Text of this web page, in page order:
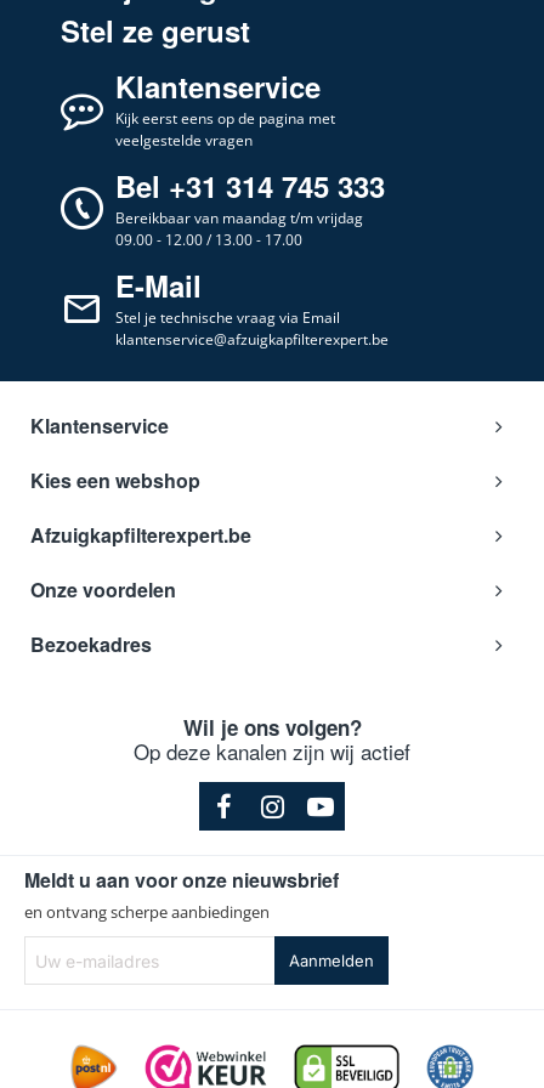
Stel ze gerust
Klantenservice
Kijk eerst eens op de pagina met
veelgestelde vragen
Bel +31 314 745 333
Bereikbaar van maandag t/m vrijdag
09.00 - 12.00 / 13.00 - 17.00
E-Mail
Stel je technische vraag via Email
klantenservice@afzuigkapfilterexpert.be
Klantenservice
Kies een webshop
Afzuigkapfilterexpert.be
Onze voordelen
Bezoekadres
Wil je ons volgen?
Op deze kanalen zijn wij actief
Meldt u aan voor onze nieuwsbrief
en ontvang scherpe aanbiedingen
e-
mailadres
Aanmelden